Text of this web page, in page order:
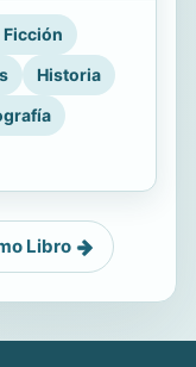
Historia
Libro